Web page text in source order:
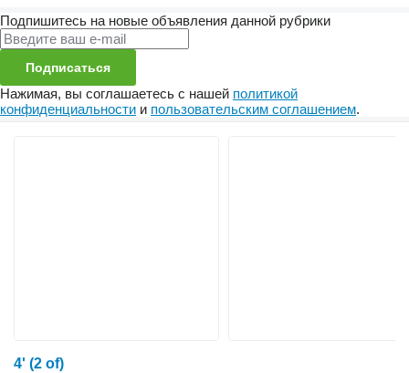
Подпишитесь на новые объявления данной рубрики
Подписаться
Нажимая, вы соглашаетесь с нашей политикой
конфиденциальности и пользовательским соглашением.
4' (2 of)